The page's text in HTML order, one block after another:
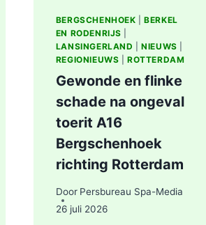
BERGSCHENHOEK |BERKEL
EN RODENRIJS
LANSINGERLAND |NIEUWS
REGIONIEUWS |ROTTERDAM
Gewonde en flinke
schade na ongeval
toerit A16
Bergschenhoek
richting Rotterdam
Door Persbureau Spa-Media
26 juli 2026